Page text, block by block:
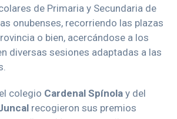
de Primaria y Secundaria de
onubenses, recorriendo las plazas
o bien, acercándose a los
diversas sesiones adaptadas a las
colegio Cardenal Spínola y del
recogieron sus premios